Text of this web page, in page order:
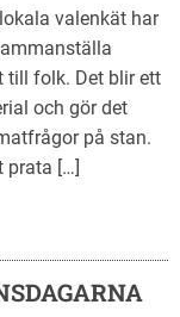
valenkät har
till folk. Det blir ett
och gör det
på stan.
prata […]